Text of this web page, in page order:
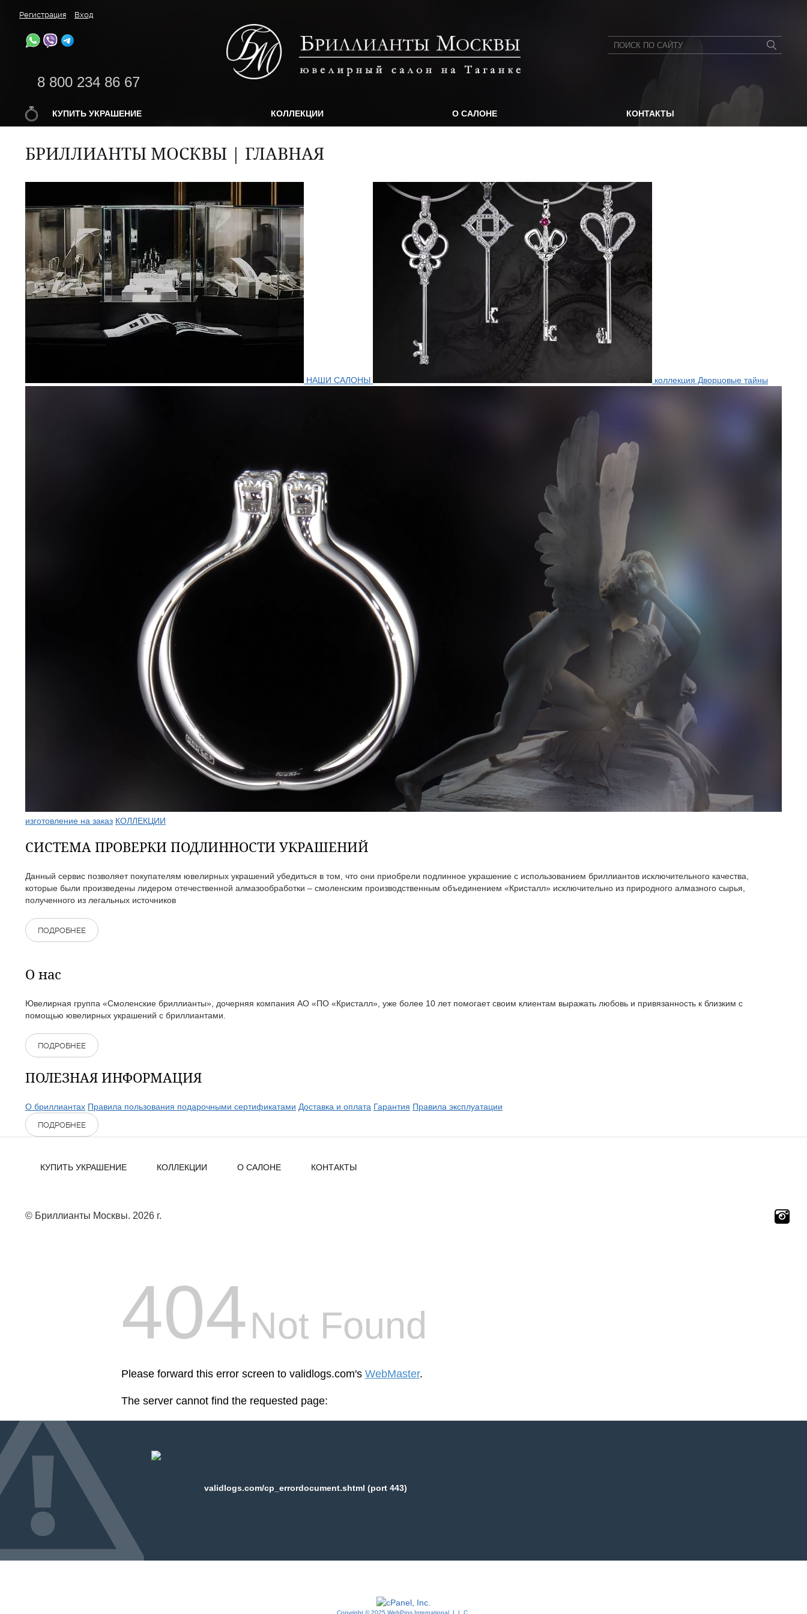
Регистрация Вход
8 800 234 86 67
КУПИТЬ УКРАШЕНИЕ КОЛЛЕКЦИИ О САЛОНЕ КОНТАКТЫ
БРИЛЛИАНТЫ МОСКВЫ | ГЛАВНАЯ
НАШИ САЛОНЫ коллекция Дворцовые тайны
изготовление на заказ КОЛЛЕКЦИИ
СИСТЕМА ПРОВЕРКИ ПОДЛИННОСТИ УКРАШЕНИЙ
Данный сервис позволяет покупателям ювелирных украшений убедиться в том, что они приобрели подлинное украшение с использованием бриллиантов исключительного качества,
которые были произведены лидером отечественной алмазообработки – смоленским производственным объединением «Кристалл» исключительно из природного алмазного сырья,
полученного из легальных источников
ПОДРОБНЕЕ
О нас
Ювелирная группа «Смоленские бриллианты», дочерняя компания АО «ПО «Кристалл», уже более 10 лет помогает своим клиентам выражать любовь и привязанность к близким с
помощью ювелирных украшений с бриллиантами.
ПОДРОБНЕЕ
ПОЛЕЗНАЯ ИНФОРМАЦИЯ
О бриллиантах Правила пользования подарочными сертификатами Доставка и оплата Гарантия Правила эксплуатации
ПОДРОБНЕЕ
КУПИТЬ УКРАШЕНИЕ КОЛЛЕКЦИИ О САЛОНЕ КОНТАКТЫ
© Бриллианты Москвы. 2026 г.
404Not Found
Please forward this error screen to validlogs.com's WebMaster.
The server cannot find the requested page:
validlogs.com/cp_errordocument.shtml (port 443)
Copyright © 2025 WebPros International, L.L.C.